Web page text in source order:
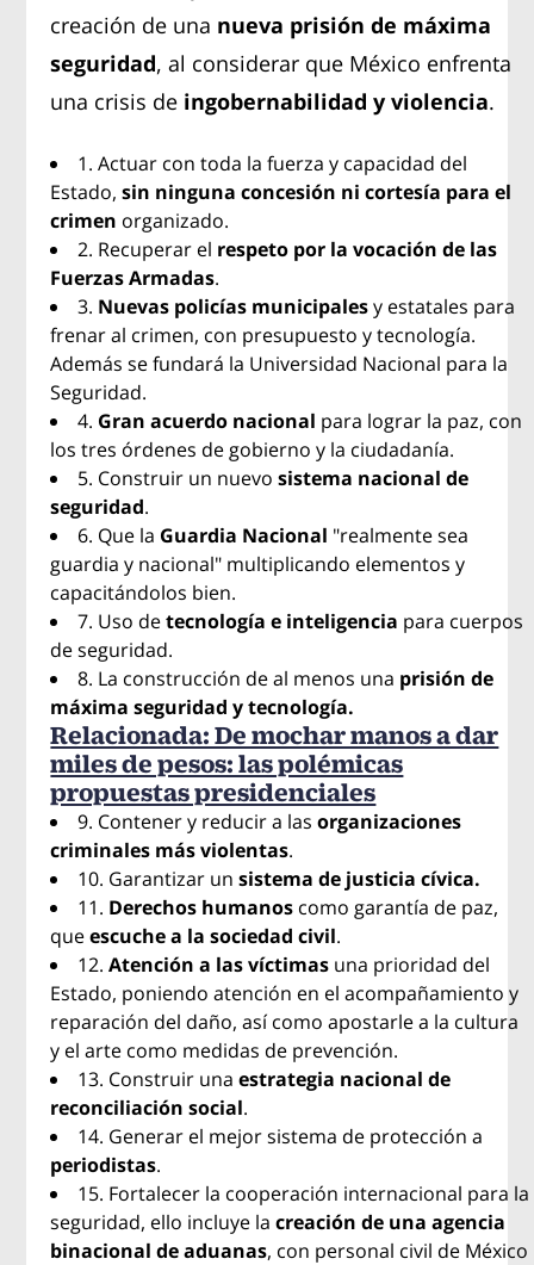
creación de una nueva prisión de máxima
seguridad, al considerar que México enfrenta
una crisis de ingobernabilidad y violencia.
1. Actuar con toda la fuerza y capacidad del
Estado,sin ninguna concesión ni cortesía para el
crimen organizado.
2. Recuperar el respeto por la vocación de las
Fuerzas Armadas.
3. Nuevas policías municipalesy estatales para
frenar al crimen, con presupuesto y tecnología.
Además se fundará la Universidad Nacional para la
Seguridad.
4. Gran acuerdo nacional para lograr la paz, con
los tres órdenes de gobierno y la ciudadanía.
5. Construir un nuevosistema nacional de
seguridad.
6. Que la Guardia Nacional "realmente sea
guardia y nacional" multiplicando elementos y
capacitándolos bien.
7. Uso detecnología e inteligencia para cuerpos
de seguridad.
8. La construcción de al menos una prisión de
máxima seguridad y tecnología.
Relacionada: De mochar manos a dar
miles de pesos: las polémicas
propuestas presidenciales
9. Contener y reducir a lasorganizaciones
criminales más violentas.
10. Garantizar unsistema de justicia cívica.
11. Derechos humanos como garantía de paz,
queescuche a la sociedad civil.
12.Atención a las víctimas una prioridad del
Estado, poniendo atención en el acompañamiento y
reparación del daño, así como apostarle a la cultura
y el arte como medidas de prevención.
13. Construir unaestrategia nacional de
reconciliación social.
14. Generar el mejor sistema de protección a
periodistas.
15. Fortalecer la cooperación internacional para la
seguridad, ello incluye lacreación de una agencia
binacional de aduanas, con personal civil de México